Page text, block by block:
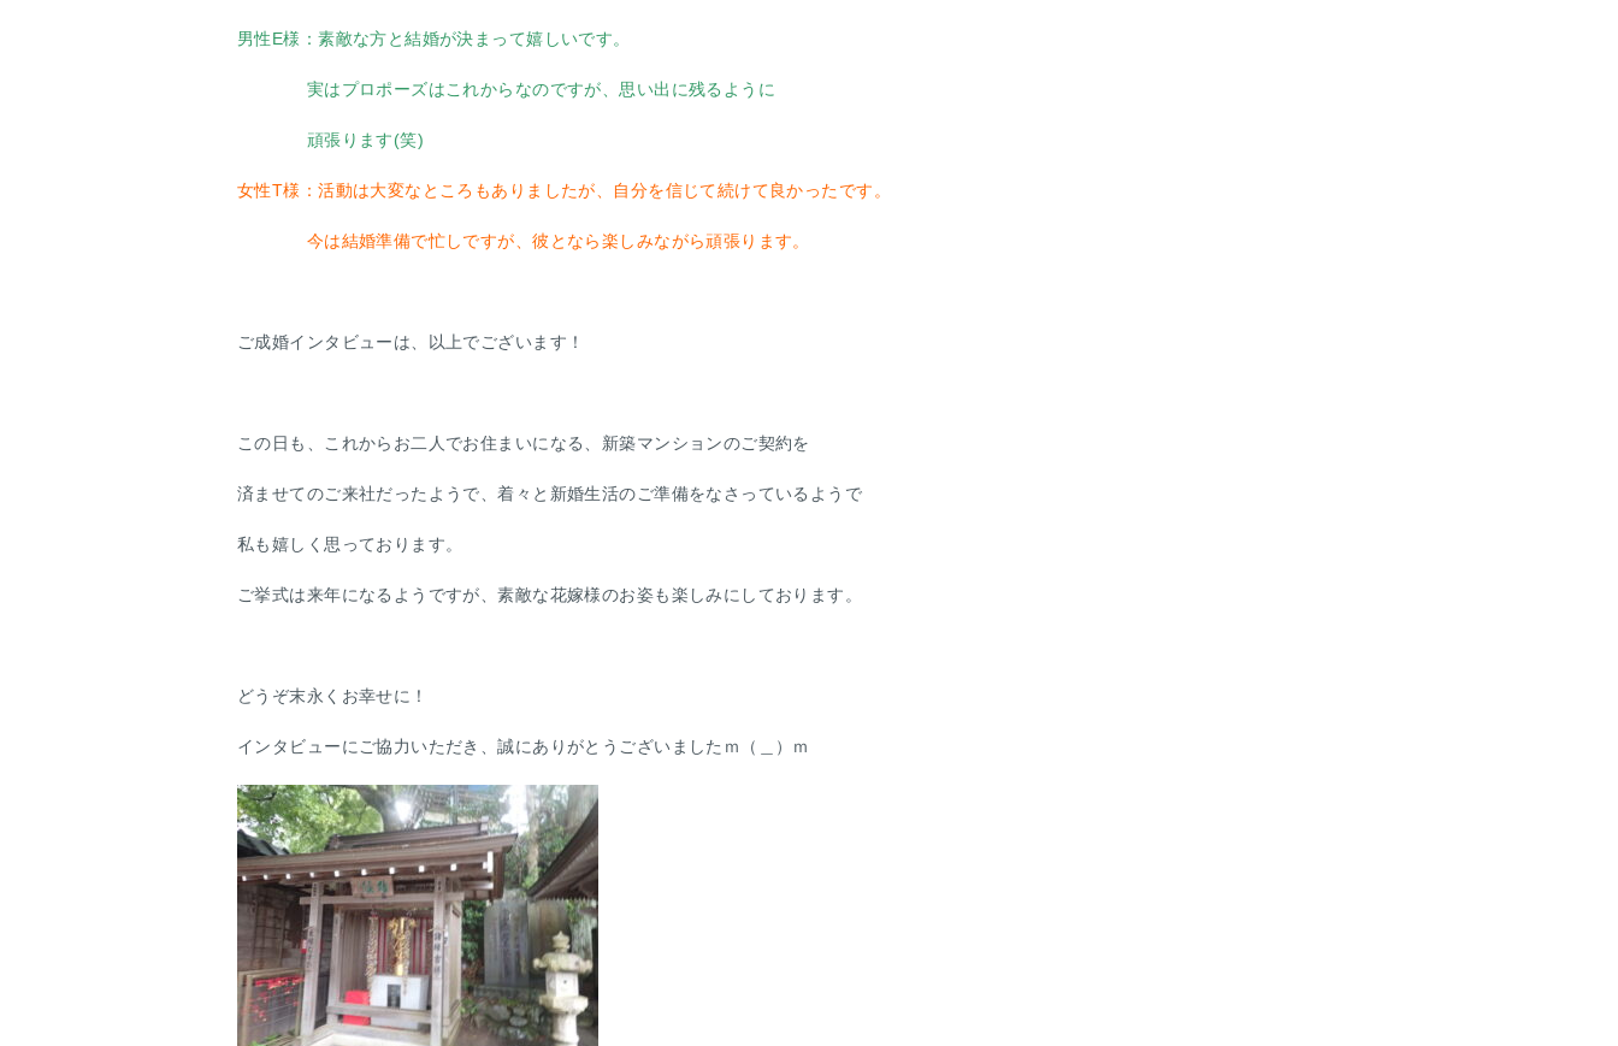
男性E様：素敵な方と結婚が決まって嬉しいです。
実はプロポーズはこれからなのですが、思い出に残るように
頑張ります(笑)
女性T様：活動は大変なところもありましたが、自分を信じて続けて良かったです。
今は結婚準備で忙しですが、彼となら楽しみながら頑張ります。
ご成婚インタビューは、以上でございます！
この日も、これからお二人でお住まいになる、新築マンションのご契約を
済ませてのご来社だったようで、着々と新婚生活のご準備をなさっているようで
私も嬉しく思っております。
ご挙式は来年になるようですが、素敵な花嫁様のお姿も楽しみにしております。
どうぞ末永くお幸せに！
インタビューにご協力いただき、誠にありがとうございましたｍ（＿）ｍ